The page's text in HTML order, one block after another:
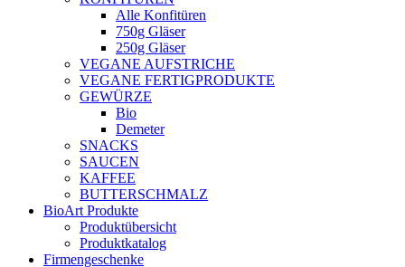
Alle Konfitüren
750g Gläser
250g Gläser
VEGANE AUFSTRICHE
VEGANE FERTIGPRODUKTE
GEWÜRZE
Bio
Demeter
SNACKS
SAUCEN
KAFFEE
BUTTERSCHMALZ
BioArt Produkte
Produktübersicht
Produktkatalog
Firmengeschenke